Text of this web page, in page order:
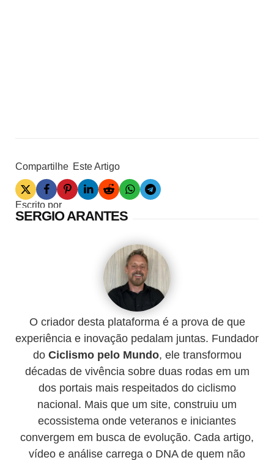
Compartilhe Este Artigo
Escrito por
SERGIO ARANTES
O criador desta plataforma é a prova de que
experiência e inovação pedalam juntas. Fundador
do Ciclismo pelo Mundo, ele transformou
décadas de vivência sobre duas rodas em um
dos portais mais respeitados do ciclismo
nacional. Mais que um site, construiu um
ecossistema onde veteranos e iniciantes
convergem em busca de evolução. Cada artigo,
vídeo e análise carrega o DNA de quem não